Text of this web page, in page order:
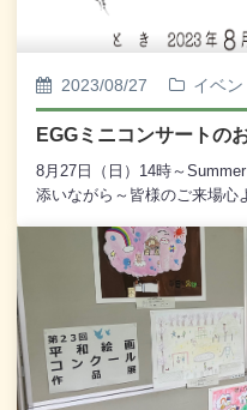
2023/08/27 イベ
EGGミニコンサートの
8月27日（日）14時～
添いながら～皆様のご来場心